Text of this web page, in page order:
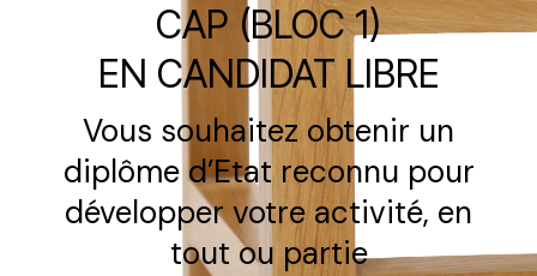
CAP (BLOC 1)
EN CANDIDAT LIBRE
Vous souhaitez obtenir un
diplôme d’Etat reconnu pour
développer votre activité, en
tout ou partie